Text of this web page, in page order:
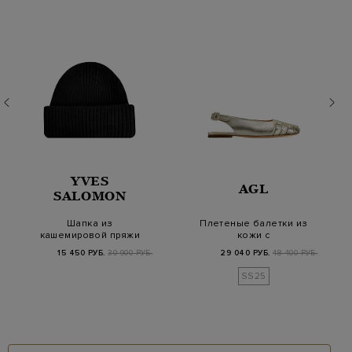
YVES
SALOMON
Шапка из
кашемировой пряжи
15 450 РУБ. 30 900 РУБ.
AGL
Плетеные балетки из
кожи с
напыление…
29 040 РУБ. 48 400 РУБ.
SS25